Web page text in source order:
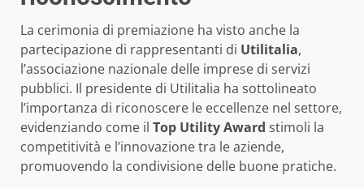
La cerimonia di premiazione ha visto anche la
partecipazione di rappresentanti di Utilitalia,
l’associazione nazionale delle imprese di servizi
pubblici. Il presidente di Utilitalia ha sottolineato
l’importanza di riconoscere le eccellenze nel settore,
evidenziando come il Top Utility Award stimoli la
competitività e l’innovazione tra le aziende,
promuovendo la condivisione delle buone pratiche.